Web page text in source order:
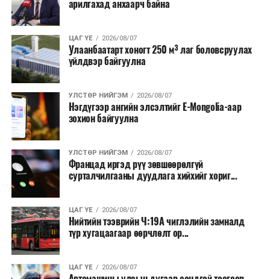
арилгахад анхаарч байна
ЦАГ ҮЕ 2026/08/07
Улаанбаатарт хоногт 250 м³ лаг боловсруулах
үйлдвэр байгуулна
УЛСТӨР НИЙГЭМ 2026/08/07
Нэгдүгээр ангийн элсэлтийг E-Mongolia-аар
зохион байгуулна
УЛСТӨР НИЙГЭМ 2026/08/07
Францад иргэд рүү зөвшөөрөлгүй
сурталчилгааны дуудлага хийхийг хориг...
ЦАГ ҮЕ 2026/08/07
Нийтийн тээврийн Ч:19А чиглэлийн замналд
түр хугацаагаар өөрчлөлт ор...
ЦАГ ҮЕ 2026/08/07